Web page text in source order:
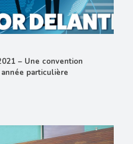
– Une convention
particulière